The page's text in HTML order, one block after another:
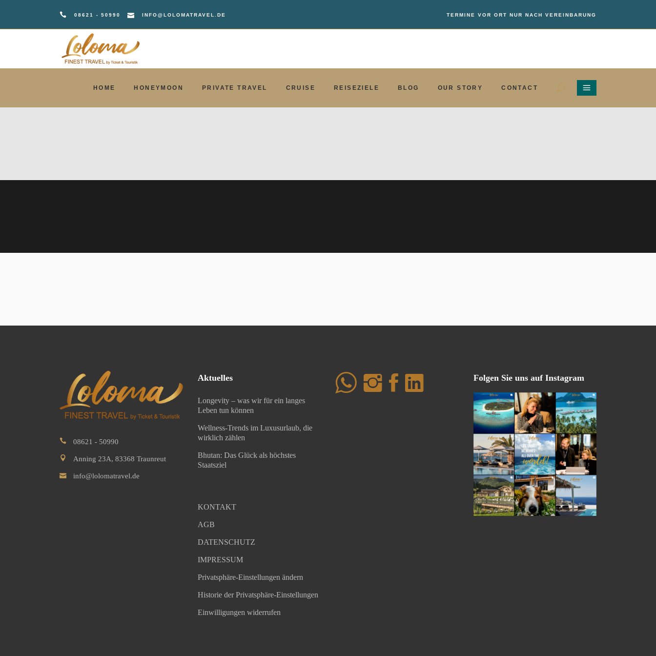
08621 - 50990 INFO@LOLOMATRAVEL.DE TERMINE VOR ORT NUR NACH VEREINBARUNG
HOME HONEYMOON PRIVATE TRAVEL CRUISE REISEZIELE BLOG OUR STORY CONTACT
HOME HONEYMOON PRIVATE TRAVEL OUR STORY CONTACT
08621 - 50990
Anning 23A, 83368 Traunreut
info@lolomatravel.de
Aktuelles
Longevity – was wir für ein langes
Leben tun können
Wellness-Trends im Luxusurlaub, die
wirklich zählen
Bhutan: Das Glück als höchstes
Staatsziel
KONTAKT
AGB
DATENSCHUTZ
IMPRESSUM
Privatsphäre-Einstellungen ändern
Historie der Privatsphäre-Einstellungen
Einwilligungen widerrufen
Folgen Sie uns auf Instagram